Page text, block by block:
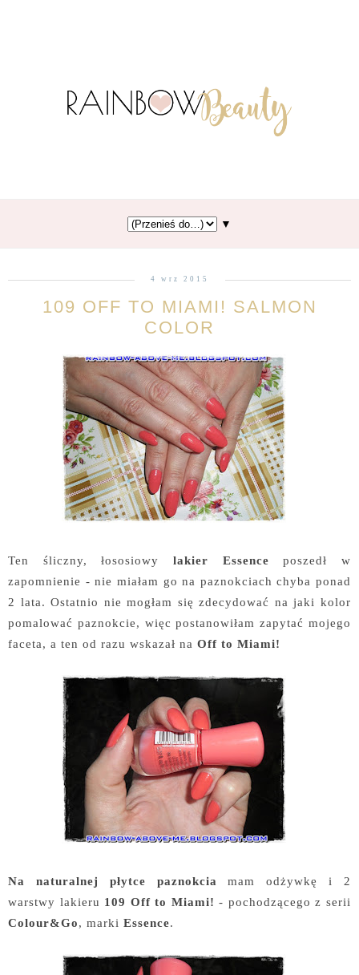
▼
4 wrz 2015
109 OFF TO MIAMI! SALMON
COLOR
Ten śliczny, łososiowy lakier Essence poszedł w
zapomnienie - nie miałam go na paznokciach chyba ponad
2 lata. Ostatnio nie mogłam się zdecydować na jaki kolor
pomalować paznokcie, więc postanowiłam zapytać mojego
faceta, a ten od razu wskazał na Off to Miami!
Na naturalnej płytce paznokcia mam odżywkę i 2
warstwy lakieru 109 Off to Miami! - pochodzącego z serii
Colour&Go, marki Essence.